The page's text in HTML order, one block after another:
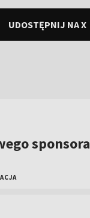
UDOSTĘPNIJ NA X
sponsora